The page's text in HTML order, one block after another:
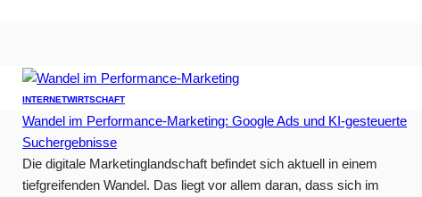
INTERNETWIRTSCHAFT
Wandel im Performance-Marketing: Google Ads und KI-gesteuerte
Suchergebnisse
Die digitale Marketinglandschaft befindet sich aktuell in einem
tiefgreifenden Wandel. Das liegt vor allem daran, dass sich im